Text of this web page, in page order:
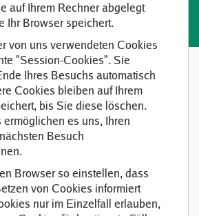
auf Ihrem Rechner abgelegt
Ihr Browser speichert.
von uns verwendeten Cookies
"Session-Cookies". Sie
Ihres Besuchs automatisch
Cookies bleiben auf Ihrem
bis Sie diese löschen.
es uns, Ihren
Besuch
Browser so einstellen, dass
von Cookies informiert
nur im Einzelfall erlauben,